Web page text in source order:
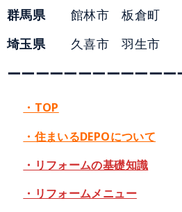
群馬県 館林市 板倉町
埼玉県 久喜市 羽生市
ーーーーーーーーーーーー
・TOP
・住まいるDEPOについて
・リフォームの基礎知識
・リフォームメニュー